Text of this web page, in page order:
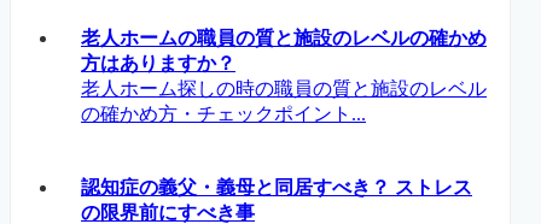
老人ホームの職員の質と施設のレベルの確かめ
方はありますか？
老人ホーム探しの時の職員の質と施設のレベル
の確かめ方・チェックポイント...
認知症の義父・義母と同居すべき？ ストレス
の限界前にすべき事